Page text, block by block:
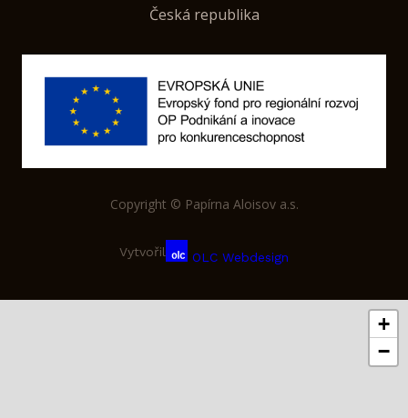
Česká republika
Copyright © Papírna Aloisov a.s.
Vytvořil OLC Webdesign
+
−